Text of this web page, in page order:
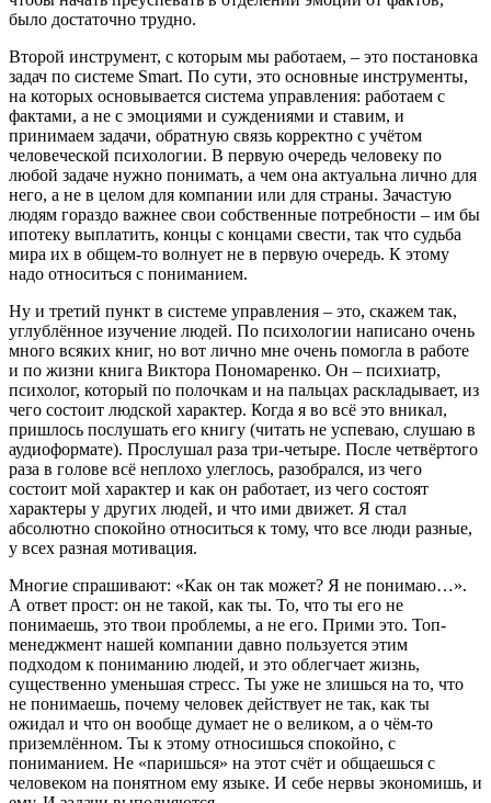
было достаточно трудно.
Второй инструмент, с которым мы работаем, – это постановка
задач по системе Smart. По сути, это основные инструменты,
на которых основывается система управления: работаем с
фактами, а не с эмоциями и суждениями и ставим, и
принимаем задачи, обратную связь корректно с учётом
человеческой психологии. В первую очередь человеку по
любой задаче нужно понимать, а чем она актуальна лично для
него, а не в целом для компании или для страны. Зачастую
людям гораздо важнее свои собственные потребности – им бы
ипотеку выплатить, концы с концами свести, так что судьба
мира их в общем-то волнует не в первую очередь. К этому
надо относиться с пониманием.
Ну и третий пункт в системе управления – это, скажем так,
углублённое изучение людей. По психологии написано очень
много всяких книг, но вот лично мне очень помогла в работе
и по жизни книга Виктора Пономаренко. Он – психиатр,
психолог, который по полочкам и на пальцах раскладывает, из
чего состоит людской характер. Когда я во всё это вникал,
пришлось послушать его книгу (читать не успеваю, слушаю в
аудиоформате). Прослушал раза три-четыре. После четвёртого
раза в голове всё неплохо улеглось, разобрался, из чего
состоит мой характер и как он работает, из чего состоят
характеры у других людей, и что ими движет. Я стал
абсолютно спокойно относиться к тому, что все люди разные,
у всех разная мотивация.
Многие спрашивают: «Как он так может? Я не понимаю…».
А ответ прост: он не такой, как ты. То, что ты его не
понимаешь, это твои проблемы, а не его. Прими это. Топ-
менеджмент нашей компании давно пользуется этим
подходом к пониманию людей, и это облегчает жизнь,
существенно уменьшая стресс. Ты уже не злишься на то, что
не понимаешь, почему человек действует не так, как ты
ожидал и что он вообще думает не о великом, а о чём-то
приземлённом. Ты к этому относишься спокойно, с
пониманием. Не «паришься» на этот счёт и общаешься с
человеком на понятном ему языке. И себе нервы экономишь, и